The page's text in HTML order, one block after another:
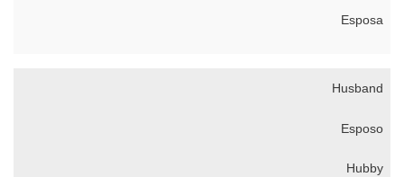
Esposa
Husband
Esposo
Hubby